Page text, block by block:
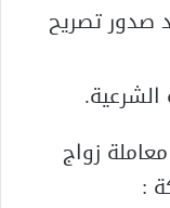
صدور تصريح
زواج
: